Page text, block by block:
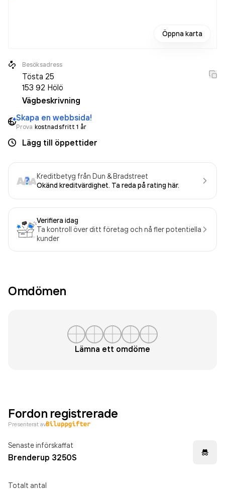
Öppna karta
Besöksadress
Tösta 25
153 92 Hölö
Vägbeskrivning
Skapa en webbsida!
Prova kostnadsfritt 1 år
Lägg till öppettider
Kreditbetyg från Dun & Bradstreet
Okänd kreditvärdighet. Ta reda på rating här.
Verifiera idag
Ta kontroll över ditt företag och nå fler potentiella
kunder
Omdömen
Lämna ett omdöme
Fordon registrerade
Presenterat av
Senaste införskaffat
Brenderup 3250S
Totalt antal